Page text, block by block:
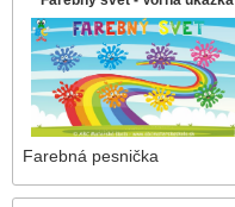
Farebná pesnička